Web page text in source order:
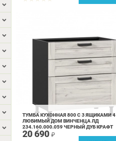
ТУМБА КУХОННАЯ 800 С 3 ЯЩИКАМИ 4
ЛЮБИМЫЙ ДОМ ВИНЧЕНЦА ЛД
234.160.000.059 ЧЕРНЫЙ ДУБ КРАФТ
БЕЛЫЙ
20 690 ₽